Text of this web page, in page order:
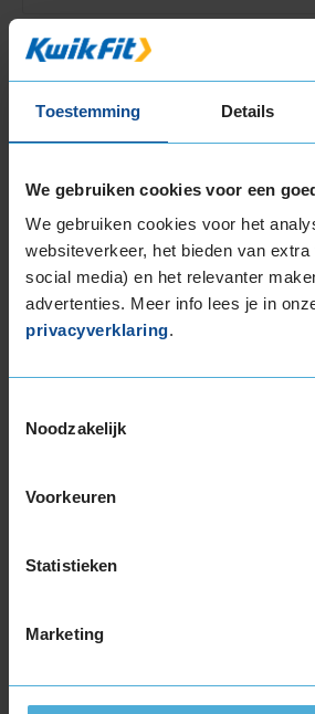
Toestemming Details
We gebruiken cookies voor een
We gebruiken cookies voor het
websiteverkeer, het bieden van
social media) en het relevanter
advertenties. Meer info lees je in
privacyverklaring.
Noodzakelijk
Voorkeuren
Statistieken
Marketing
8,0
Alles is prima verlopen. Helaas zijn er
mijn woning toe, is 3 km, drie
Waarschijnlijk niet goed aangedrukt
10,0
416
Goede info. Afhandeling zoals het